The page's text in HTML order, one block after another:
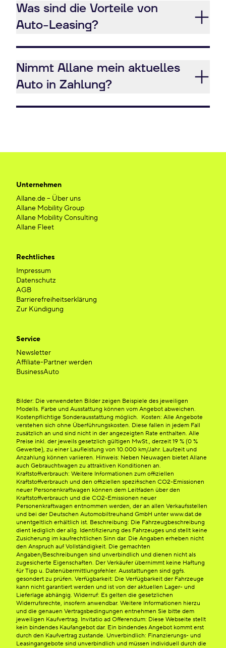
Was sind die Vorteile von
Auto-Leasing?
Nimmt Allane mein aktuelles
Auto in Zahlung?
Unternehmen
Allane.de – Über uns
Allane Mobility Group
Allane Mobility Consulting
Allane Fleet
Rechtliches
Impressum
Datenschutz
AGB
Barrierefreiheitserklärung
Zur Kündigung
Service
Newsletter
Affiliate-Partner werden
BusinessAuto
Bilder: Die verwendeten Bilder zeigen Beispiele des jeweiligen
Modells. Farbe und Ausstattung können vom Angebot abweichen.
Kostenpflichtige Sonderausstattung möglich. Kosten: Alle Angebote
verstehen sich ohne Überführungskosten. Diese fallen in jedem Fall
zusätzlich an und sind nicht in der angezeigten Rate enthalten. Alle
Preise inkl. der jeweils gesetzlich gültigen MwSt., derzeit 19 % (0 %
Gewerbe), zu einer Laufleistung von 10.000 km/Jahr. Laufzeit und
Anzahlung können variieren. Hinweis: Neben Neuwagen bietet Allane
auch Gebrauchtwagen zu attraktiven Konditionen an.
Kraftstoffverbrauch: Weitere Informationen zum offiziellen
Kraftstoffverbrauch und den offiziellen spezifischen CO2-Emissionen
neuer Personenkraftwagen können dem Leitfaden über den
Kraftstoffverbrauch und die CO2-Emissionen neuer
Personenkraftwagen entnommen werden, der an allen Verkaufsstellen
und bei der Deutschen Automobiltreuhand GmbH unter www.dat.de
unentgeltlich erhältlich ist. Beschreibung: Die Fahrzeugbeschreibung
dient lediglich der allg. Identifizierung des Fahrzeuges und stellt keine
Zusicherung im kaufrechtlichen Sinn dar. Die Angaben erheben nicht
den Anspruch auf Vollständigkeit. Die gemachten
Angaben/Beschreibungen sind unverbindlich und dienen nicht als
zugesicherte Eigenschaften. Der Verkäufer übernimmt keine Haftung
für Tipp u. Datenübermittlungsfehler. Ausstattungen sind ggfs.
gesondert zu prüfen. Verfügbarkeit: Die Verfügbarkeit der Fahrzeuge
kann nicht garantiert werden und ist von der aktuellen Lager- und
Lieferlage abhängig. Widerruf: Es gelten die gesetzlichen
Widerrufsrechte, insofern anwendbar. Weitere Informationen hierzu
und die genauen Vertragsbedingungen entnehmen Sie bitte dem
jeweiligen Kaufvertrag. Invitatio ad Offerendum: Diese Webseite stellt
kein bindendes Kaufangebot dar. Ein bindendes Angebot kommt erst
durch den Kaufvertrag zustande. Unverbindlich: Finanzierungs- und
Leasingangebote sind unverbindlich und müssen individuell durch die